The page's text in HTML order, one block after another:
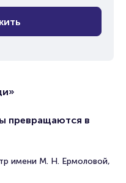
превращаются в
имени М. Н. Ермоловой,